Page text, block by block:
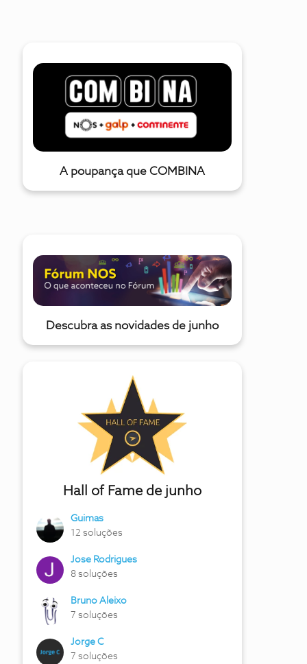
A poupança que COMBINA
Descubra as novidades de junho
Hall of Fame de junho
Guimas
12 soluções
Jose Rodrigues
8 soluções
Bruno Aleixo
7 soluções
Jorge C
7 soluções